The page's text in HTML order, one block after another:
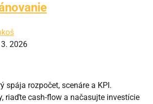
2026
spája rozpočet, scenáre a KPI.
riaďte cash-flow a načasujte investície